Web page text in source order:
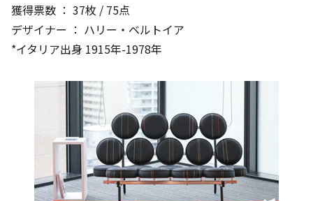
獲得票数 ： 37枚 / 75点
デザイナー ： ハリー・ベルトイア
*イタリア出身 1915年-1978年